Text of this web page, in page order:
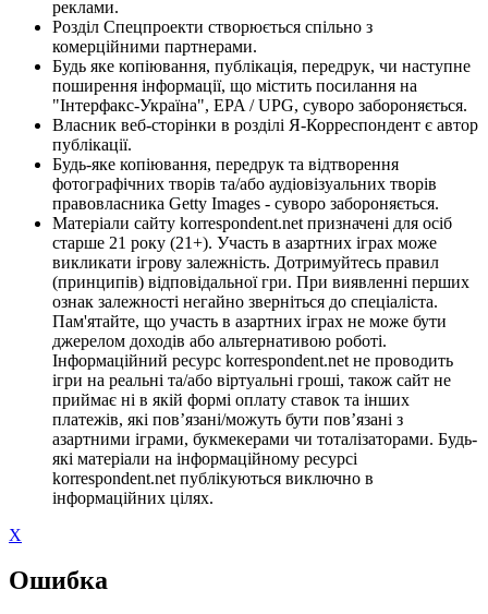
реклами.
Розділ Спецпроекти створюється спільно з
комерційними партнерами.
Будь яке копіювання, публікація, передрук, чи наступне
поширення інформації, що містить посилання на
"Інтерфакс-Україна", EPA / UPG, суворо забороняється.
Власник веб-сторінки в розділі Я-Корреспондент є автор
публікації.
Будь-яке копіювання, передрук та відтворення
фотографічних творів та/або аудіовізуальних творів
правовласника Getty Images - суворо забороняється.
Матеріали сайту korrespondent.net призначені для осіб
старше 21 року (21+). Участь в азартних іграх може
викликати ігрову залежність. Дотримуйтесь правил
(принципів) відповідальної гри. При виявленні перших
ознак залежності негайно зверніться до спеціаліста.
Пам'ятайте, що участь в азартних іграх не може бути
джерелом доходів або альтернативою роботі.
Інформаційний ресурс korrespondent.net не проводить
ігри на реальні та/або віртуальні гроші, також сайт не
приймає ні в якій формі оплату ставок та інших
платежів, які пов’язані/можуть бути пов’язані з
азартними іграми, букмекерами чи тоталізаторами. Будь-
які матеріали на інформаційному ресурсі
korrespondent.net публікуються виключно в
інформаційних цілях.
X
Ошибка